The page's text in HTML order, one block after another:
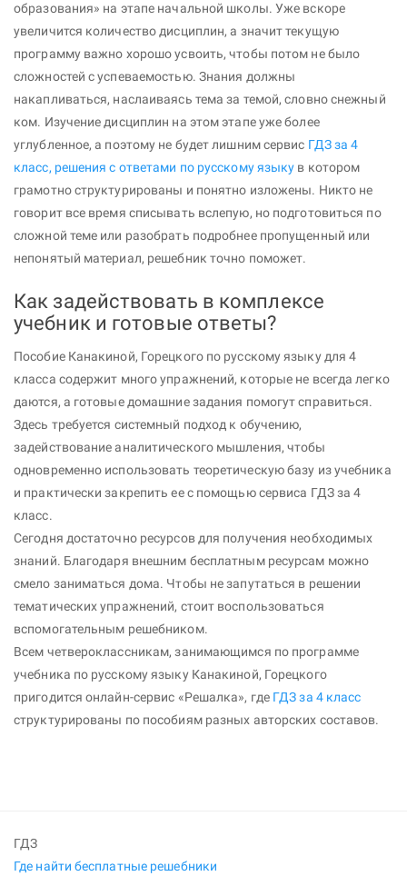
образования» на этапе начальной школы. Уже вскоре
увеличится количество дисциплин, а значит текущую
программу важно хорошо усвоить, чтобы потом не было
сложностей с успеваемостью. Знания должны
накапливаться, наслаиваясь тема за темой, словно снежный
ком. Изучение дисциплин на этом этапе уже более
углубленное, а поэтому не будет лишним сервис ГДЗ за 4
класс, решения с ответами по русскому языку в котором
грамотно структурированы и понятно изложены. Никто не
говорит все время списывать вслепую, но подготовиться по
сложной теме или разобрать подробнее пропущенный или
непонятый материал, решебник точно поможет.
Как задействовать в комплексе
учебник и готовые ответы?
Пособие Канакиной, Горецкого по русскому языку для 4
класса содержит много упражнений, которые не всегда легко
даются, а готовые домашние задания помогут справиться.
Здесь требуется системный подход к обучению,
задействование аналитического мышления, чтобы
одновременно использовать теоретическую базу из учебника
и практически закрепить ее с помощью сервиса ГДЗ за 4
класс.
Сегодня достаточно ресурсов для получения необходимых
знаний. Благодаря внешним бесплатным ресурсам можно
смело заниматься дома. Чтобы не запутаться в решении
тематических упражнений, стоит воспользоваться
вспомогательным решебником.
Всем четвероклассникам, занимающимся по программе
учебника по русскому языку Канакиной, Горецкого
пригодится онлайн-сервис «Решалка», где ГДЗ за 4 класс
структурированы по пособиям разных авторских составов.
ГДЗ
Где найти бесплатные решебники